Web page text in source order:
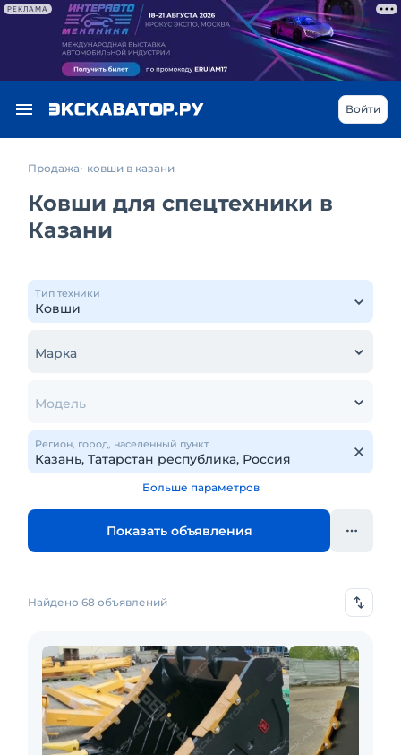
РЕКЛАМА
Войти
Продажа ковши в казани
Ковши для спецтехники в
Казани
Тип техники
Марка
Модель
Регион, город, населенный пункт
Больше параметров
Показать объявления
Найдено 68 объявлений